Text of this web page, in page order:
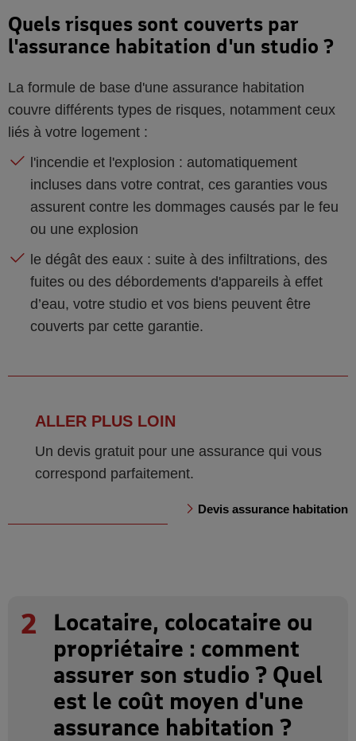
Quels risques sont couverts par
l'assurance habitation d'un studio ?
La formule de base d'une assurance habitation
couvre différents types de risques, notamment ceux
liés à votre logement :
l'incendie et l'explosion : automatiquement
incluses dans votre contrat, ces garanties vous
assurent contre les dommages causés par le feu
ou une explosion
le dégât des eaux : suite à des infiltrations, des
fuites ou des débordements d'appareils à effet
d’eau, votre studio et vos biens peuvent être
couverts par cette garantie.
ALLER PLUS LOIN
Un devis gratuit pour une assurance qui vous
correspond parfaitement.
Devis assurance habitation
2
Locataire, colocataire ou
propriétaire : comment
assurer son studio ? Quel
est le coût moyen d'une
assurance habitation ?